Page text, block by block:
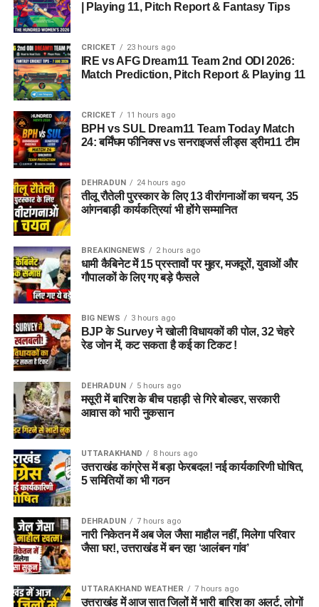
| Playing 11, Pitch Report & Fantasy Tips
CRICKET 23 hours ago
IRE vs AFG Dream11 Team 2nd ODI 2026:
Match Prediction, Pitch Report & Playing 11
CRICKET 11 hours ago
BPH vs SUL Dream11 Team Today Match
24: बर्मिंघम फीनिक्स vs सनराइजर्स लीड्स ड्रीम11 टीम
DEHRADUN 24 hours ago
तीलू रौतेली पुरस्कार के लिए 13 वीरांगनाओं का चयन, 35
आंगनबाड़ी कार्यकत्रियां भी होंगे सम्मानित
BREAKINGNEWS 2 hours ago
धामी कैबिनेट में 15 प्रस्तावों पर मुहर, मजदूरों, युवाओं और
गौपालकों के लिए गए बड़े फैसले
BIG NEWS 3 hours ago
BJP के Survey ने खोली विधायकों की पोल, 32 चेहरे
रेड जोन में, कट सकता है कई का टिकट !
DEHRADUN 5 hours ago
मसूरी में बारिश के बीच पहाड़ी से गिरे बोल्डर, सरकारी
आवास को भारी नुकसान
UTTARAKHAND 8 hours ago
उत्तराखंड कांग्रेस में बड़ा फेरबदल! नई कार्यकारिणी घोषित,
5 समितियों का भी गठन
DEHRADUN 7 hours ago
नारी निकेतन में अब जेल जैसा माहौल नहीं, मिलेगा परिवार
जैसा घर!, उत्तराखंड में बन रहा ‘आलंबन गांव’
UTTARAKHAND WEATHER 7 hours ago
उत्तराखंड में आज सात जिलों में भारी बारिश का अलर्ट, लोगों